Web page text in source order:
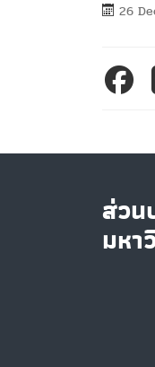
26
ส่วน
มหา